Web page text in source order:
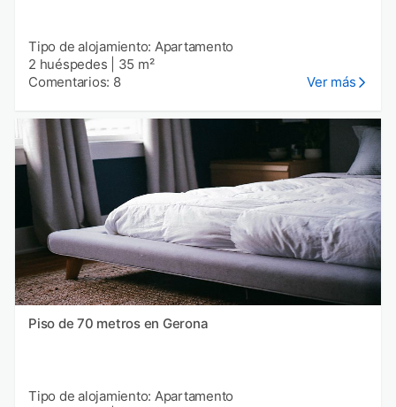
Tipo de alojamiento: Apartamento
2 huéspedes
35 m²
Comentarios: 8
Ver más
Piso de 70 metros en Gerona
Tipo de alojamiento: Apartamento